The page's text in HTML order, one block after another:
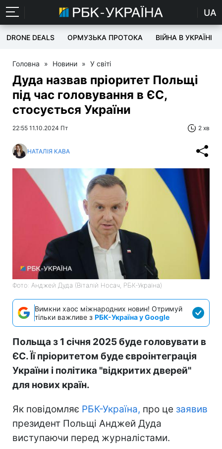
UA
DRONE DEALS ОРМУЗЬКА ПРОТОКА ВІЙНА В УКРАЇНІ
Головна » Новини » У світі
Дуда назвав пріоритет Польщі
під час головування в ЄС,
стосується України
22:55 11.10.2024 Пт 2 хв
НАТАЛІЯ КАВА
Фото: Анджей Дуда (Віталій Носач, РБК-Україна)
Вимкни хаос міжнародних новин! Отримуй
тільки важливе з РБК-Україна у Google
Польща з 1 січня 2025 буде головувати в
ЄС. Її пріоритетом буде євроінтеграція
України і політика "відкритих дверей"
для нових країн.
Як повідомляє РБК-Україна, про це заявив
президент Польщі Анджей Дуда
виступаючи перед журналістами.